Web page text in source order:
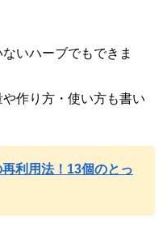
いハーブでもできま
作り方・使い方も書い
利用法！13個のとっ